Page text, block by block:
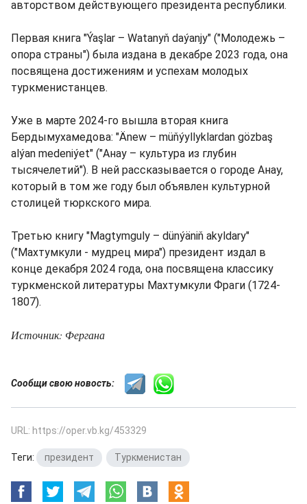
авторством действующего президента республики.
Первая книга "Ýaşlar – Watanyň daýanjy" ("Молодежь –
опора страны") была издана в декабре 2023 года, она
посвящена достижениям и успехам молодых
туркменистанцев.
Уже в марте 2024-го вышла вторая книга
Бердымухамедова: "Änew – müňýyllyklardan gözbaş
alýan medeniýet" ("Анау – культура из глубин
тысячелетий"). В ней рассказывается о городе Анау,
который в том же году был объявлен культурной
столицей тюркского мира.
Третью книгу "Magtymguly – dünýäniň akyldary"
("Махтумкули - мудрец мира") президент издал в
конце декабря 2024 года, она посвящена классику
туркменской литературы Махтумкули Фраги (1724-
1807).
Источник: Фергана
Сообщи свою новость:
URL: https://oper.vb.kg/453329
Теги: президент Туркменистан